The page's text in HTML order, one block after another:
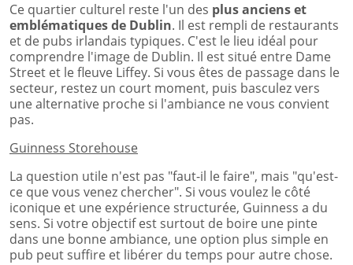
Ce quartier culturel reste l'un des plus anciens et
emblématiques de Dublin. Il est rempli de restaurants
et de pubs irlandais typiques. C'est le lieu idéal pour
comprendre l'image de Dublin. Il est situé entre Dame
Street et le fleuve Liffey. Si vous êtes de passage dans le
secteur, restez un court moment, puis basculez vers
une alternative proche si l'ambiance ne vous convient
pas.
Guinness Storehouse
La question utile n'est pas "faut-il le faire", mais "qu'est-
ce que vous venez chercher". Si vous voulez le côté
iconique et une expérience structurée, Guinness a du
sens. Si votre objectif est surtout de boire une pinte
dans une bonne ambiance, une option plus simple en
pub peut suffire et libérer du temps pour autre chose.